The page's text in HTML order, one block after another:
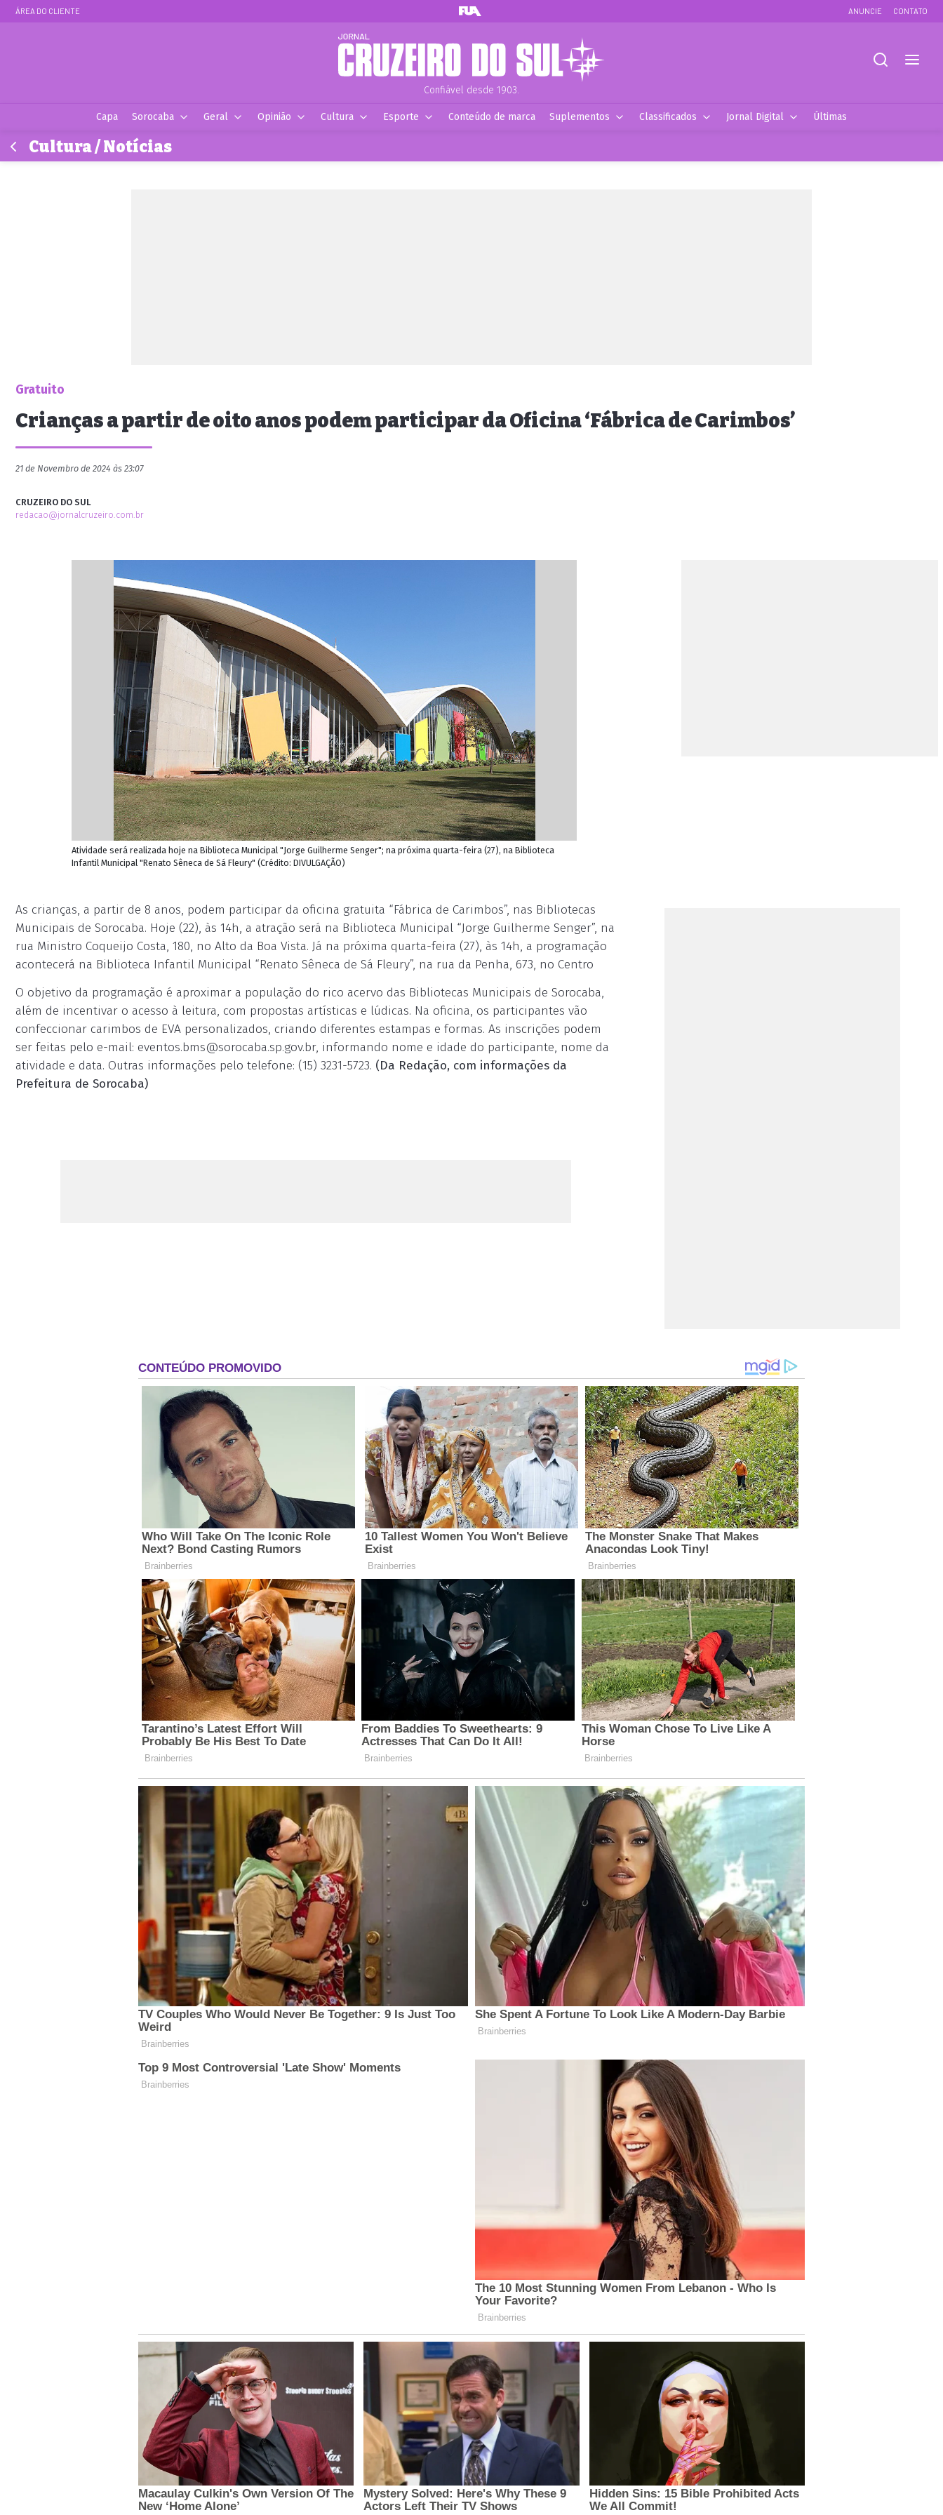
ÁREA DO CLIENTE ANUNCIE CONTATO
Confiável desde 1903.
Capa Sorocaba Geral Opinião Cultura Esporte Conteúdo de marca Suplementos Classificados Jornal Digital Últimas
Cultura / Notícias
Gratuito
Crianças a partir de oito anos podem participar da Oficina ‘Fábrica de Carimbos’
21 de Novembro de 2024 às 23:07
CRUZEIRO DO SUL
redacao@jornalcruzeiro.com.br
Atividade será realizada hoje na Biblioteca Municipal "Jorge Guilherme Senger"; na próxima quarta-feira (27), na Biblioteca
Infantil Municipal "Renato Sêneca de Sá Fleury" (Crédito: DIVULGAÇÃO)
As crianças, a partir de 8 anos, podem participar da oficina gratuita “Fábrica de Carimbos”, nas Bibliotecas
Municipais de Sorocaba. Hoje (22), às 14h, a atração será na Biblioteca Municipal “Jorge Guilherme Senger”, na
rua Ministro Coqueijo Costa, 180, no Alto da Boa Vista. Já na próxima quarta-feira (27), às 14h, a programação
acontecerá na Biblioteca Infantil Municipal “Renato Sêneca de Sá Fleury”, na rua da Penha, 673, no Centro
O objetivo da programação é aproximar a população do rico acervo das Bibliotecas Municipais de Sorocaba,
além de incentivar o acesso à leitura, com propostas artísticas e lúdicas. Na oficina, os participantes vão
confeccionar carimbos de EVA personalizados, criando diferentes estampas e formas. As inscrições podem
ser feitas pelo e-mail: eventos.bms@sorocaba.sp.gov.br, informando nome e idade do participante, nome da
atividade e data. Outras informações pelo telefone: (15) 3231-5723. (Da Redação, com informações da
Prefeitura de Sorocaba)